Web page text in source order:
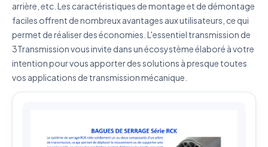
arrière, etc. Les caractéristiques de montage et de démontage
faciles offrent de nombreux avantages aux utilisateurs, ce qui
permet de réaliser des économies. L'essentiel transmission de
3Transmission vous invite dans un écosystème élaboré à votre
intention pour vous apporter des solutions à presque toutes
vos applications de transmission mécanique.
Vos données sont protégées et ne seront jamais
partagées